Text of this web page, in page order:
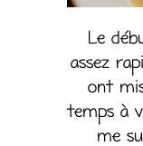
Le
assez
ont
temps à
me